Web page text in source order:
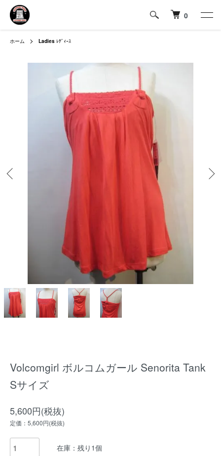
0
ホーム Ladies ﾚﾃﾞｨｰｽ
Volcomgirl ボルコムガール Senorita Tank
Sサイズ
5,600円(税抜)
定価：5,600円(税抜)
在庫：残り1個